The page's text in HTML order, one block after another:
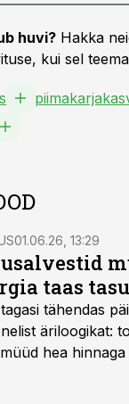
huvi? Hakka
kui sel
01.06.26, 13:29
taas
tähendas
äriloogikat:
hea